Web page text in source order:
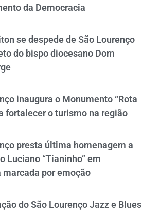
da Democracia
se despede de São Lourenço
do bispo diocesano Dom
inaugura o Monumento “Rota
fortalecer o turismo na região
presta última homenagem a
Luciano “Tianinho” em
marcada por emoção
do São Lourenço Jazz e Blues